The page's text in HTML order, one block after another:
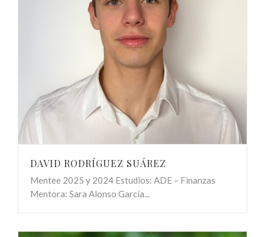
DAVID RODRÍGUEZ SUÁREZ
Mentee 2025 y 2024 Estudios: ADE – Finanzas
Mentora: Sara Alonso García...